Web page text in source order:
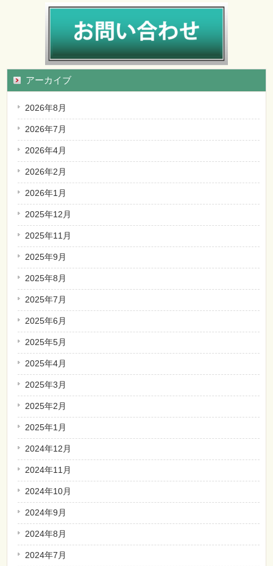
アーカイブ
2026年8月
2026年7月
2026年4月
2026年2月
2026年1月
2025年12月
2025年11月
2025年9月
2025年8月
2025年7月
2025年6月
2025年5月
2025年4月
2025年3月
2025年2月
2025年1月
2024年12月
2024年11月
2024年10月
2024年9月
2024年8月
2024年7月